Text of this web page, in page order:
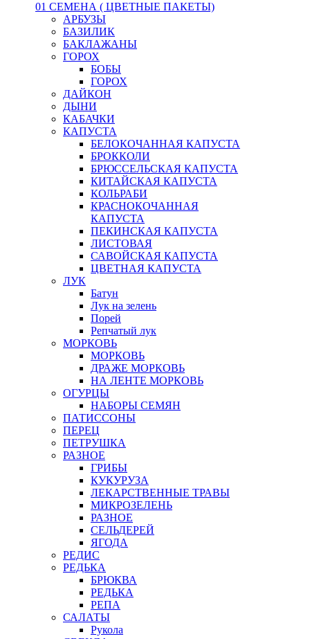
01 СЕМЕНА ( ЦВЕТНЫЕ ПАКЕТЫ)
АРБУЗЫ
БАЗИЛИК
БАКЛАЖАНЫ
ГОРОХ
БОБЫ
ГОРОХ
ДАЙКОН
ДЫНИ
КАБАЧКИ
КАПУСТА
БЕЛОКОЧАННАЯ КАПУСТА
БРОККОЛИ
БРЮССЕЛЬСКАЯ КАПУСТА
КИТАЙСКАЯ КАПУСТА
КОЛЬРАБИ
КРАСНОКОЧАННАЯ
КАПУСТА
ПЕКИНСКАЯ КАПУСТА
ЛИСТОВАЯ
САВОЙСКАЯ КАПУСТА
ЦВЕТНАЯ КАПУСТА
ЛУК
Батун
Лук на зелень
Порей
Репчатый лук
МОРКОВЬ
МОРКОВЬ
ДРАЖЕ МОРКОВЬ
НА ЛЕНТЕ МОРКОВЬ
ОГУРЦЫ
НАБОРЫ СЕМЯН
ПАТИССОНЫ
ПЕРЕЦ
ПЕТРУШКА
РАЗНОЕ
ГРИБЫ
КУКУРУЗА
ЛЕКАРСТВЕННЫЕ ТРАВЫ
МИКРОЗЕЛЕНЬ
РАЗНОЕ
СЕЛЬДЕРЕЙ
ЯГОДА
РЕДИС
РЕДЬКА
БРЮКВА
РЕДЬКА
РЕПА
САЛАТЫ
Рукола